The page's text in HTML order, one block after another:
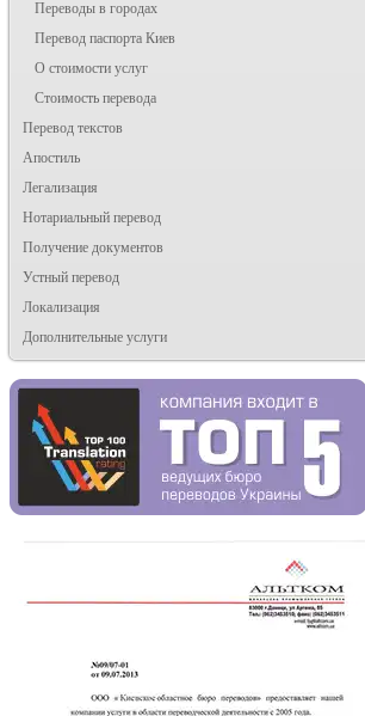
Переводы в городах
Перевод паспорта Киев
О стоимости услуг
Стоимость перевода
Перевод текстов
Апостиль
Легализация
Нотариальный перевод
Получение документов
Устный перевод
Локализация
Дополнительные услуги